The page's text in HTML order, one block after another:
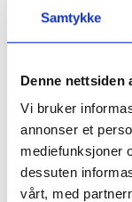
Samtykke
Denne nettsiden
Vi bruker
annonser et
mediefunksjoner
dessuten
vårt, med
I
med om en
historisk
Fra